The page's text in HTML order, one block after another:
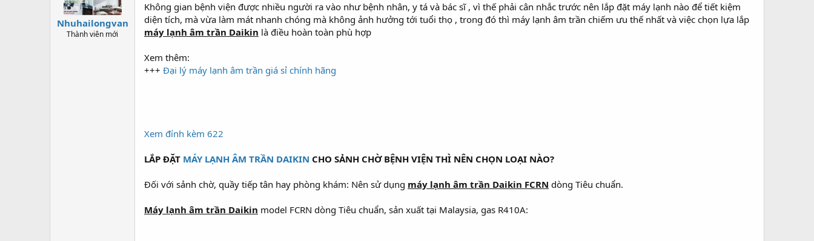
Nhuhailongvan
Thành viên mới
Không gian bệnh viện được nhiều người ra vào như bệnh nhân, y tá và bác sĩ , vì thế phải cân nhắc trước nên lắp đặt máy lạnh nào để tiết kiệm
diện tích, mà vừa làm mát nhanh chóng mà không ảnh hưởng tới tuổi thọ , trong đó thì máy lạnh âm trần chiếm ưu thế nhất và việc chọn lựa lắp
máy lạnh âm trần Daikin là điều hoàn toàn phù hợp
Xem thêm:
+++ Đại lý máy lạnh âm trần giá sỉ chính hãng
Xem đính kèm 622
LẮP ĐẶT MÁY LẠNH ÂM TRẦN DAIKIN CHO SẢNH CHỜ BỆNH VIỆN THÌ NÊN CHỌN LOẠI NÀO?
Đối với sảnh chờ, quầy tiếp tân hay phòng khám: Nên sử dụng máy lạnh âm trần Daikin FCRN dòng Tiêu chuẩn.
Máy lạnh âm trần Daikin model FCRN dòng Tiêu chuẩn, sản xuất tại Malaysia, gas R410A: